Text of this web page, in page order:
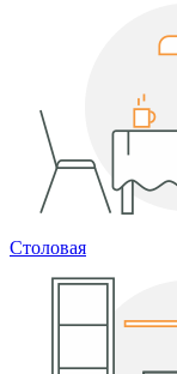
Столовая